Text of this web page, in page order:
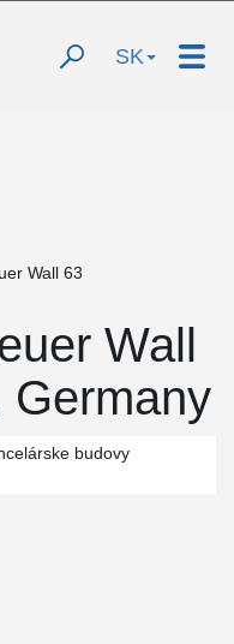
SK
Wall 63
Wall
Germany
budovy